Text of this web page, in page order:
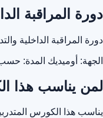
دورة المراقبة
دورة المراقبة الداخلية
الجهة: أوميديك المدة: حسب
لمن يناسب هذا
يناسب هذا الكورس